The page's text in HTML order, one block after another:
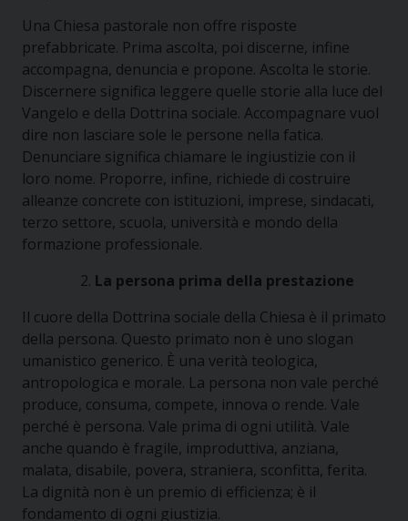
Una Chiesa pastorale non offre risposte
prefabbricate. Prima ascolta, poi discerne, infine
accompagna, denuncia e propone. Ascolta le storie.
Discernere significa leggere quelle storie alla luce del
Vangelo e della Dottrina sociale. Accompagnare vuol
dire non lasciare sole le persone nella fatica.
Denunciare significa chiamare le ingiustizie con il
loro nome. Proporre, infine, richiede di costruire
alleanze concrete con istituzioni, imprese, sindacati,
terzo settore, scuola, università e mondo della
formazione professionale.
La persona prima della prestazione
Il cuore della Dottrina sociale della Chiesa è il primato
della persona. Questo primato non è uno slogan
umanistico generico. È una verità teologica,
antropologica e morale. La persona non vale perché
produce, consuma, compete, innova o rende. Vale
perché è persona. Vale prima di ogni utilità. Vale
anche quando è fragile, improduttiva, anziana,
malata, disabile, povera, straniera, sconfitta, ferita.
La dignità non è un premio di efficienza; è il
fondamento di ogni giustizia.